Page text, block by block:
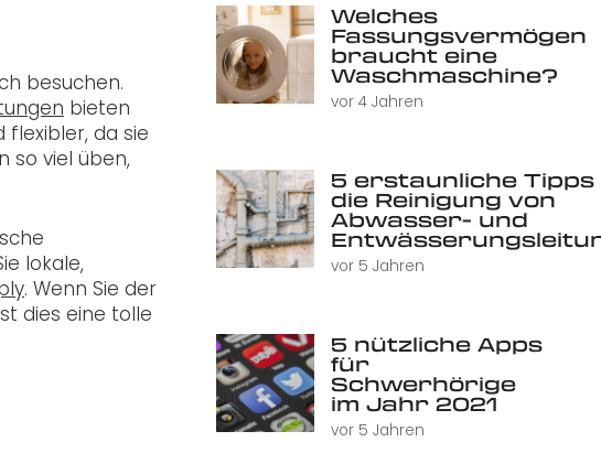
besuchen.
bieten
flexibler, da sie
so viel üben,
lokale,
. Wenn Sie der
dies eine tolle
Welches
Fassungsvermögen
braucht eine
Waschmaschine?
vor 4 Jahren
5 erstaunliche
die Reinigung von
Abwasser- und
vor 5 Jahren
5 nützliche Apps
für
Schwerhörige
im Jahr 2021
vor 5 Jahren